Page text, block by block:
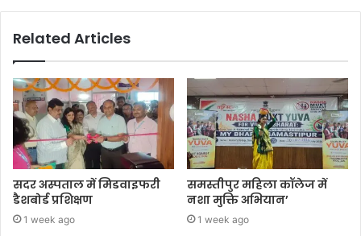
Related Articles
सदर अस्पताल में मिडवाइफरी
डैशबोर्ड प्रशिक्षण
1 week ago
समस्तीपुर महिला कॉलेज में
नशा मुक्ति अभियान’
1 week ago